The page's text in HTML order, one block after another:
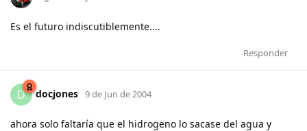
Es el futuro indiscutiblemente....
Responder
D docjones 9 de Jun de 2004
ahora solo faltaría que el hidrogeno lo sacase del agua y